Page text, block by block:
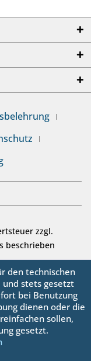
zzgl.
beschrieben
den technischen
stets gesetzt
bei Benutzung
dienen oder die
sollen,
gesetzt.